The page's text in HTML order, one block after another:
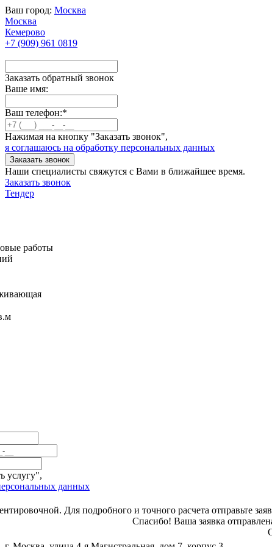
Ваш город: Москва
Москва
Кемерово
+7 (909) 961 0819
Заказать обратный звонок
Ваше имя:
Ваш телефон:*
Нажимая на кнопку "Заказать звонок",
я соглашаюсь на обработку персональных данных
Заказать звонок
Наши специалисты свяжутся с Вами в ближайшее время.
Заказать звонок
Тендер
работы
услугу",
данных
Для подробного и точного расчета отправьте
Спасибо! Ваша заявка